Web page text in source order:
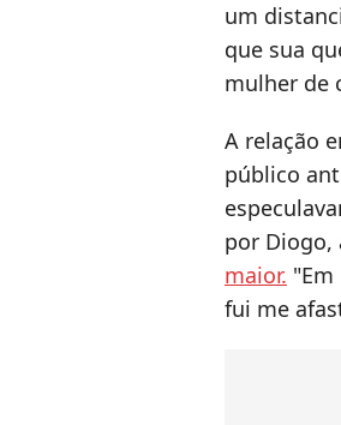
um
que sua
mulher de
A relação
público
por Diogo,
maior.
fui me